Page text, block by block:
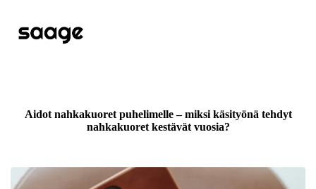
Aidot nahkakuoret puhelimelle – miksi käsityönä tehdyt
nahkakuoret kestävät vuosia?